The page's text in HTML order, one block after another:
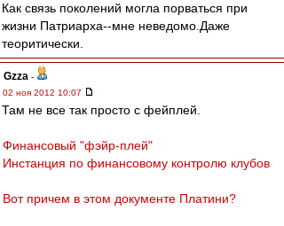
Как связь поколений могла порваться при
жизни Патриарха--мне неведомо.Даже
теоритически.
Gzza -
02 ноя 2012 10:07
Там не все так просто с фейплей.
Финансовый "фэйр-плей"
Инстанция по финансовому контролю клубов
Вот причем в этом документе Платини?